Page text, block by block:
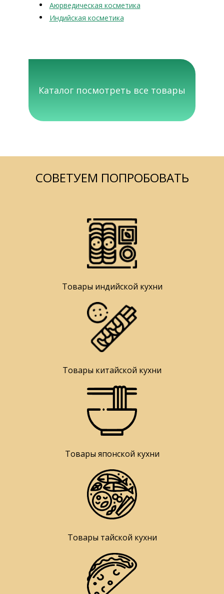
Аюрведическая косметика
Индийская косметика
Каталог посмотреть все товары
СОВЕТУЕМ ПОПРОБОВАТЬ
Товары индийской кухни
Товары китайской кухни
Товары японской кухни
Товары тайской кухни